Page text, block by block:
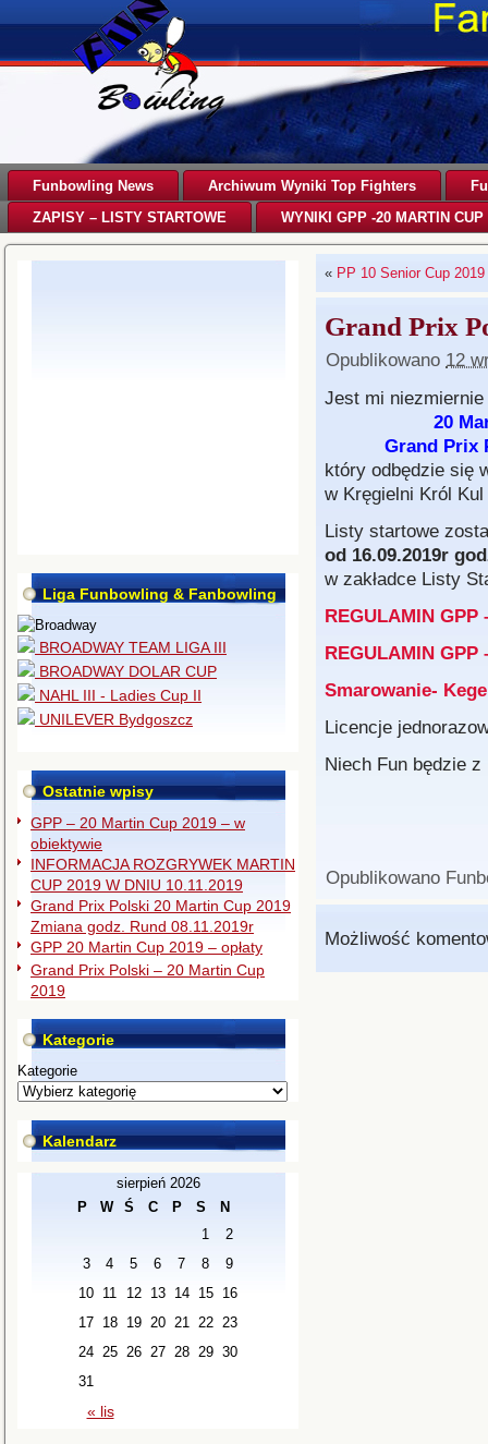
Funbowling News Archiwum Wyniki Top Fighters
ZAPISY – LISTY STARTOWE
WYNIKI GPP -20 MARTIN CUP
Liga Funbowling & Fanbowling
BROADWAY TEAM LIGA III
BROADWAY DOLAR CUP
NAHL III - Ladies Cup II
UNILEVER Bydgoszcz
Ostatnie wpisy
GPP – 20 Martin Cup 2019 – w
obiektywie
INFORMACJA ROZGRYWEK MARTIN
CUP 2019 W DNIU 10.11.2019
Grand Prix Polski 20 Martin Cup 2019
Zmiana godz. Rund 08.11.2019r
GPP 20 Martin Cup 2019 – opłaty
Grand Prix Polski – 20 Martin Cup
2019
Kategorie
Kategorie
Kalendarz
sierpień 2026
P
W Ś C P S N
« lis
1
2
3
4 5 6 7 8
9
10 11 12 13 14 15
16
17 18 19 20 21 22 23
24 25 26 27 28 29 30
31
« PP 10 Senior Cup
Grand Prix
Opublikowano 12
Jest mi
20 Martin
Grand Prix
który odbędzie się
w Kręgielni Król
Listy startowe
od 16.09.2019r
w zakładce Listy
REGULAMIN GPP
REGULAMIN GPP
Smarowanie-
Licencje
Niech Fun będzie
Opublikowano
Możliwość